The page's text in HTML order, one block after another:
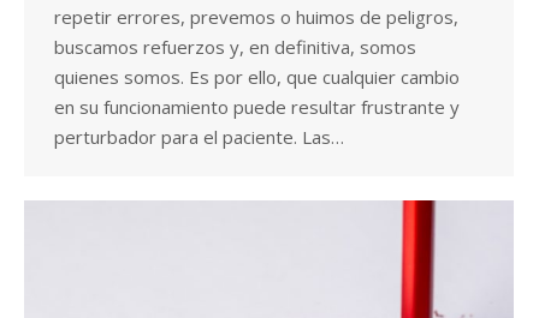
repetir errores, prevemos o huimos de peligros,
buscamos refuerzos y, en definitiva, somos
quienes somos. Es por ello, que cualquier cambio
en su funcionamiento puede resultar frustrante y
perturbador para el paciente. Las…